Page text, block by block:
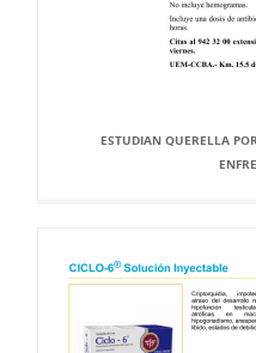
ESTUDIAN QUERELLA